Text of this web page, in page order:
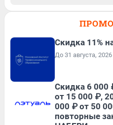
Скидка 11%
До 31 августа, 2026
Скидка 6 000
от 15 000 ₽,
000 ₽ от 50
повторные